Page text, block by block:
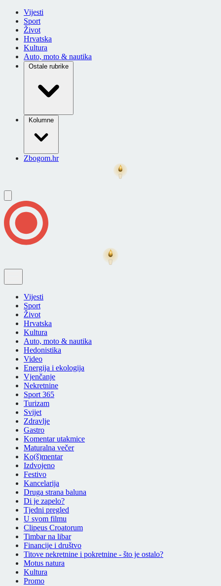
Vijesti
Sport
Život
Hrvatska
Kultura
Auto, moto & nautika
Ostale rubrike
Kolumne
Zbogom.hr
Vijesti
Sport
Život
Hrvatska
Kultura
Auto, moto & nautika
Hedonistika
Video
Energija i ekologija
Vjenčanje
Nekretnine
Sport 365
Turizam
Svijet
Zdravlje
Gastro
Komentar utakmice
Maturalna večer
Ko(š)mentar
Izdvojeno
Festivo
Kancelarija
Druga strana baluna
Di je zapelo?
Tjedni pregled
U svom filmu
Clipeus Croatorum
Timbar na libar
Financije i društvo
Titove nekretnine i pokretnine - što je ostalo?
Motus natura
Kultura
Promo